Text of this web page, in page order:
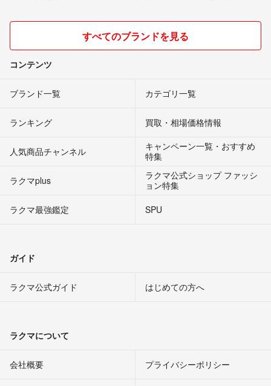
すべてのブランドを見る
コンテンツ
ブランド一覧 カテゴリ一覧
ランキング 買取・相場価格情報
人気商品チャンネル
キャンペーン一覧・おすすめ
特集
ラクマplus
ラクマ公式ショップ ファッシ
ョン特集
ラクマ最強鑑定
SPU
ガイド
ラクマ公式ガイド はじめての方へ
ラクマについて
会社概要 プライバシーポリシー